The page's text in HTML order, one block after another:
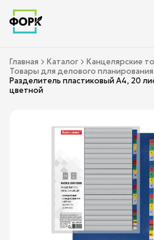
Главная Каталог
Канцелярские
Товары для делового планирования
Разделитель пластиковый А4, 20
цветной